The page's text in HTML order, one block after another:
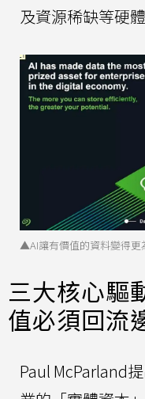
及資源稀缺等硬
▲AI讓有價值的資料變得更
三大核心驅
值必須回流
Paul McParland